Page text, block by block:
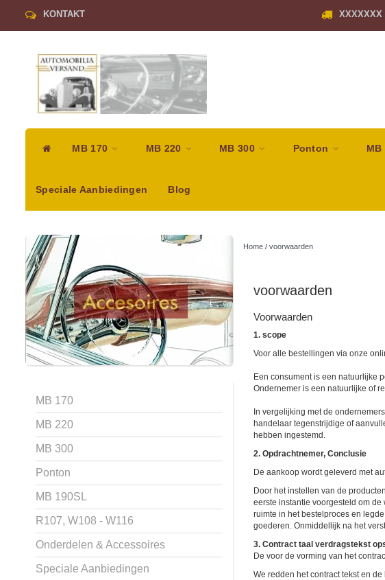
KONTAKT XXXXXXX
MB 170 MB 220 MB 300 Ponton MB
Speciale Aanbiedingen Blog
MB 170
MB 220
MB 300
Ponton
MB 190SL
R107, W108 - W116
Onderdelen & Accessoires
Speciale Aanbiedingen
Home/ voorwaarden
voorwaarden
Voorwaarden
1. scope
Voor alle bestellingen via onze
Een consument is een natuurlijke
Ondernemer is een natuurlijke of
In vergelijking met de
handelaar tegenstrijdige of
hebben ingestemd.
2. Opdrachtnemer, Conclusie
De aankoop wordt geleverd met
Door het instellen van de
eerste instantie voorgesteld om
ruimte in het bestelproces en
goederen. Onmiddellijk na het
3. Contract taal verdragstekst
De voor de vorming van het
We redden het contract tekst en